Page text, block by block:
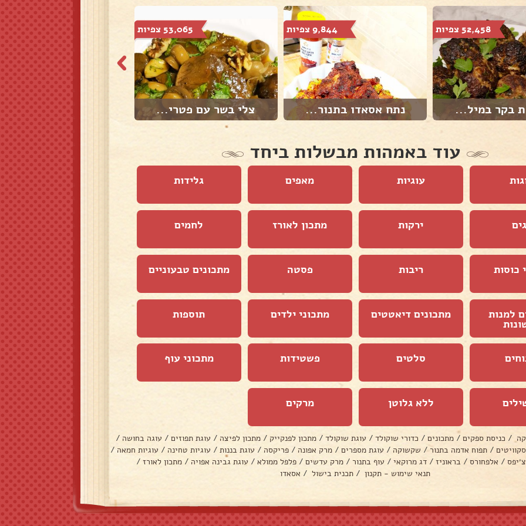
52,458 צפיות
בקר במיל...
9,844 צפיות
נתח אסאדו בתנור...
53,065 צפיות
צלי בשר עם פטרי...
עוד באמהות מבשלות ביחד
עוגיות מאפים גלידות
ירקות מתכון לאורז לחמים
כוסות ריבות פסטה מתכונים טבעוניים
למנות מתכונים דיאטטים מתכוני ילדים תוספות
סלטים פשטידות מתכוני עוף
ללא גלוטן מרקים
/ כניסת ספקים / מתכונים / כדורי שוקולד / עוגת שוקולד / מתכון לפנקייק / מתכון לפיצה / עוגת תפוזים / עוגה בחושה /
/ תפוח אדמה בתנור / שקשוקה / עוגת מספרים / מרק אפונה / פריקסה / עוגת בננות / עוגיות טחינה / עוגיות חמאה /
/ אלפחורס / בראוניז / דג מרוקאי / עוף בתנור / מרק עדשים / פלפל ממולא / עוגת גבינה אפויה / מתכון לאורז /
תנאי שימוש - תקנון / תכנית בישול / אסאדו